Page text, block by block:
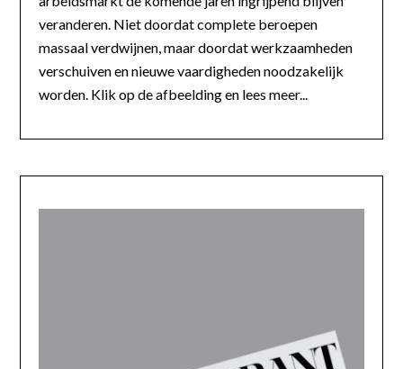
veranderen. Niet doordat complete beroepen
massaal verdwijnen, maar doordat werkzaamheden
verschuiven en nieuwe vaardigheden noodzakelijk
worden. Klik op de afbeelding en lees meer...